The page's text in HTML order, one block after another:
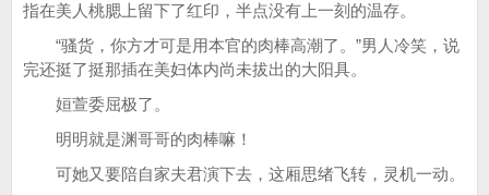
指在美人桃腮上留下了红印，半点没有上一刻的温存。
“骚货，你方才可是用本官的肉棒高潮了。”男人冷笑，说
完还挺了挺那插在美妇体内尚未拔出的大阳具。
姮萱委屈极了。
明明就是渊哥哥的肉棒嘛！
可她又要陪自家夫君演下去，这厢思绪飞转，灵机一动。